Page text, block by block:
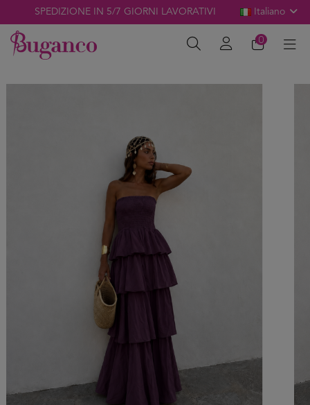
SPEDIZIONE IN 5/7 GIORNI LAVORATIVI Italiano
0